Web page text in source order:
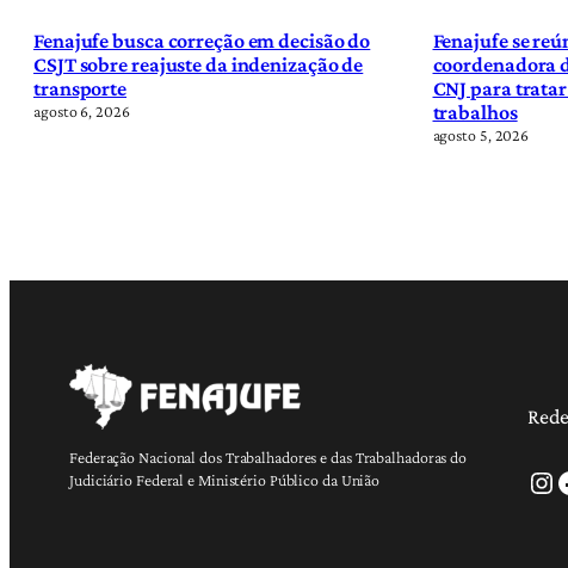
Fenajufe busca correção em decisão do
CSJT sobre reajuste da indenização de
transporte
agosto 6, 2026
Fenajufe se
coordenadora
CNJ para
trabalhos
agosto 5, 2026
Federação Nacional dos Trabalhadores e das Trabalhadoras do
Judiciário Federal e Ministério Público da União
Instagram Facebook